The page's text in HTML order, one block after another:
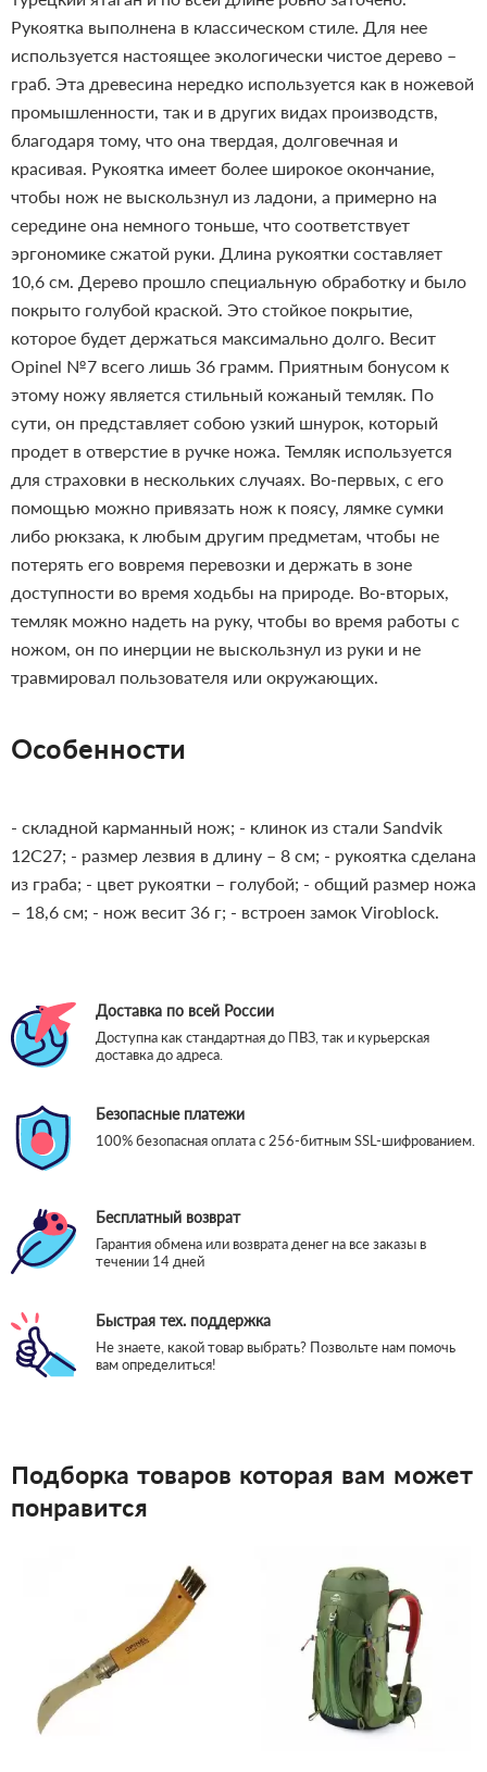
Рукоятка выполнена в классическом стиле. Для нее
используется настоящее экологически чистое дерево –
граб. Эта древесина нередко используется как в ножевой
промышленности, так и в других видах производств,
благодаря тому, что она твердая, долговечная и
красивая. Рукоятка имеет более широкое окончание,
чтобы нож не выскользнул из ладони, а примерно на
середине она немного тоньше, что соответствует
эргономике сжатой руки. Длина рукоятки составляет
10,6 см. Дерево прошло специальную обработку и было
покрыто голубой краской. Это стойкое покрытие,
которое будет держаться максимально долго. Весит
Opinel №7 всего лишь 36 грамм. Приятным бонусом к
этому ножу является стильный кожаный темляк. По
сути, он представляет собою узкий шнурок, который
продет в отверстие в ручке ножа. Темляк используется
для страховки в нескольких случаях. Во-первых, с его
помощью можно привязать нож к поясу, лямке сумки
либо рюкзака, к любым другим предметам, чтобы не
потерять его вовремя перевозки и держать в зоне
доступности во время ходьбы на природе. Во-вторых,
темляк можно надеть на руку, чтобы во время работы с
ножом, он по инерции не выскользнул из руки и не
травмировал пользователя или окружающих.
Особенности
- складной карманный нож; - клинок из стали Sandvik
12C27; - размер лезвия в длину – 8 см; - рукоятка сделана
из граба; - цвет рукоятки – голубой; - общий размер ножа
– 18,6 см; - нож весит 36 г; - встроен замок Viroblock.
Доставка по всей России
Доступна как стандартная до ПВЗ, так и курьерская
доставка до адреса.
Безопасные платежи
100% безопасная оплата с 256-битным SSL-шифрованием.
Бесплатный возврат
Гарантия обмена или возврата денег на все заказы в
течении 14 дней
Быстрая тех. поддержка
Не знаете, какой товар выбрать? Позвольте нам помочь
вам определиться!
Подборка товаров которая вам может
понравится